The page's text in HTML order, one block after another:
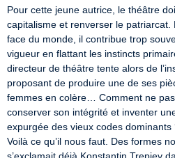
Pour cette jeune autrice, le théâtre
capitalisme et renverser le patriarcat.
face du monde, il contribue trop
vigueur en flattant les instincts
directeur de théâtre tente alors de
proposant de produire une de ses
femmes en colère… Comment ne
conserver son intégrité et inventer
expurgée des vieux codes dominants
Voilà ce qu’il nous faut. Des formes